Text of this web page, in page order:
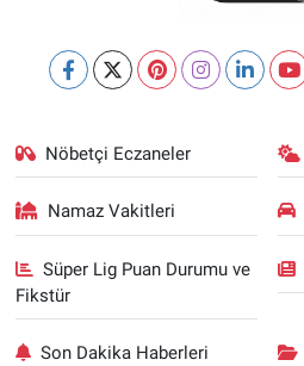
Nöbetçi Eczaneler
Namaz Vakitleri
Süper Lig Puan Durumu ve
Fikstür
Son Dakika Haberleri